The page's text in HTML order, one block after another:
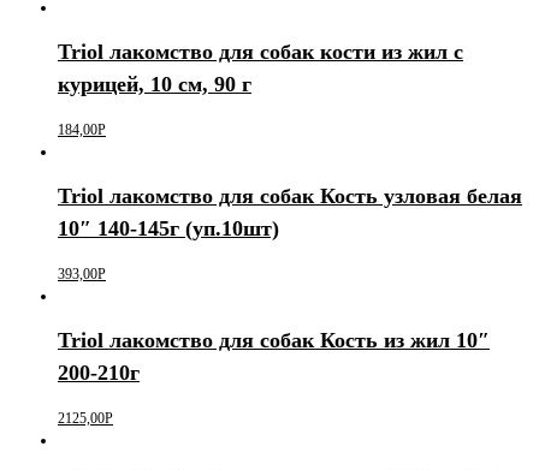
Triol лакомство для собак кости из жил с
курицей, 10 см, 90 г
184,00Р
Triol лакомство для собак Кость узловая белая
10″ 140-145г (уп.10шт)
393,00Р
Triol лакомство для собак Кость из жил 10″
200-210г
2125,00Р